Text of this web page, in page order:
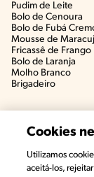
Pudim de Leite
Bolo de Cenoura
Bolo de Fubá
Mousse de
Fricassê de Frango
Bolo de Laranja
Molho Branco
Brigadeiro
Cookies
Utilizamos
aceitá-los,